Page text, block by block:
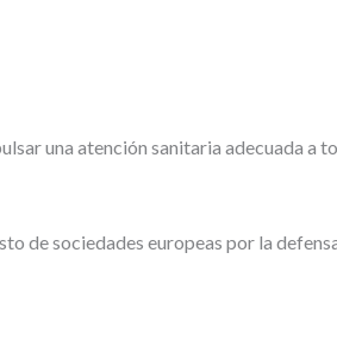
una atención sanitaria adecuada a
de sociedades europeas por la